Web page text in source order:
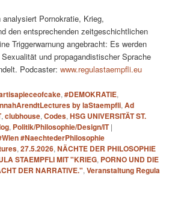
Pornokratie, Krieg,
den entsprechenden zeitgeschichtlichen
Triggerwarnung angebracht: Es werden
und propagandistischer Sprache
Podcaster:www.regulastaempfli.eu
,#DEMOKRATIE,
by laStaempfli,Ad
,clubhouse,Codes,HSG UNIVERSITÄT ST.
, Politik/Philosophie/Design/IT |
#NaechtederPhilosophie
,27.5.2026,NÄCHTE DER PHILOSOPHIE
STAEMPFLI MIT "KRIEG, PORNO UND DIE
DER NARRATIVE.",Veranstaltung Regula